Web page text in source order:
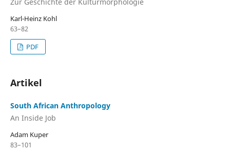
Karl-Heinz Kohl
63–82
PDF
Artikel
South African Anthropology
An Inside Job
Adam Kuper
83–101